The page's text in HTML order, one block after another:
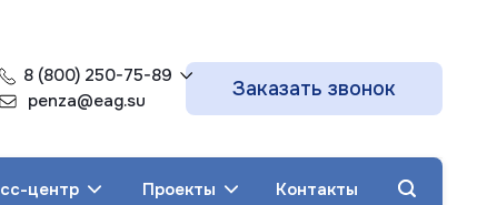
8 (800) 250-75-89
penza@eag.su
Заказать звонок
центр Проекты Контакты